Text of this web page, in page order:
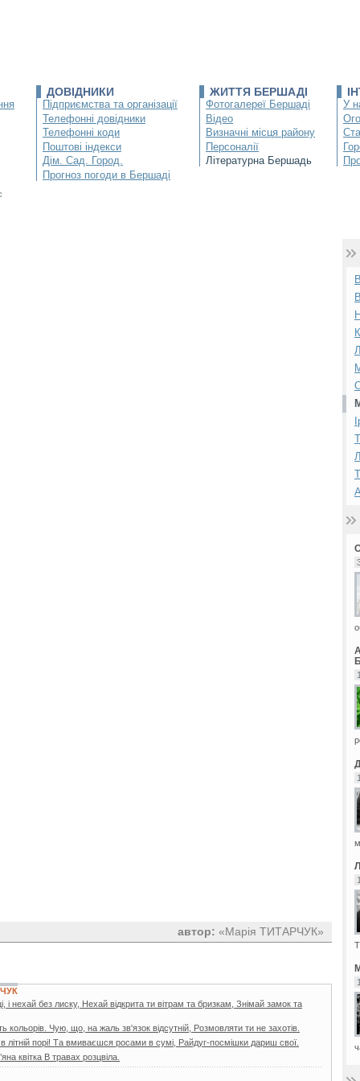
ДОВІДНИКИ
Підприємства та організації
Телефонні довідники
Телефонні коди
Поштові індекси
Дім. Сад. Город.
Прогноз погоди в Бершаді
ЖИТТЯ БЕРШАДІ
Фотогалереї Бершаді
Відео
Визначні місця району
Персоналії
Літературна Бершадь
У
автор: «Марія ТИТАРЧУК»
і нехай без лиску, Нехай відкрита ти вітрам та бризкам, Знімай замок та
кольорів. Чую, що, на жаль зв'язок відсутній, Розмовляти ти не захотів.
порі! Та вмиваєшся росами в сумі, Райдуг-посмішки дариш свої.
квітка В травах розцвіла.